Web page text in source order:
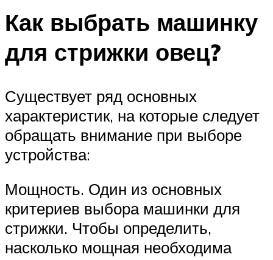
Как выбрать машинку
для стрижки овец?
Существует ряд основных
характеристик, на которые следует
обращать внимание при выборе
устройства:
Мощность. Один из основных
критериев выбора машинки для
стрижки. Чтобы определить,
насколько мощная необходима